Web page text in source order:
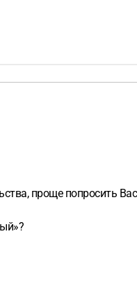
проще попросить